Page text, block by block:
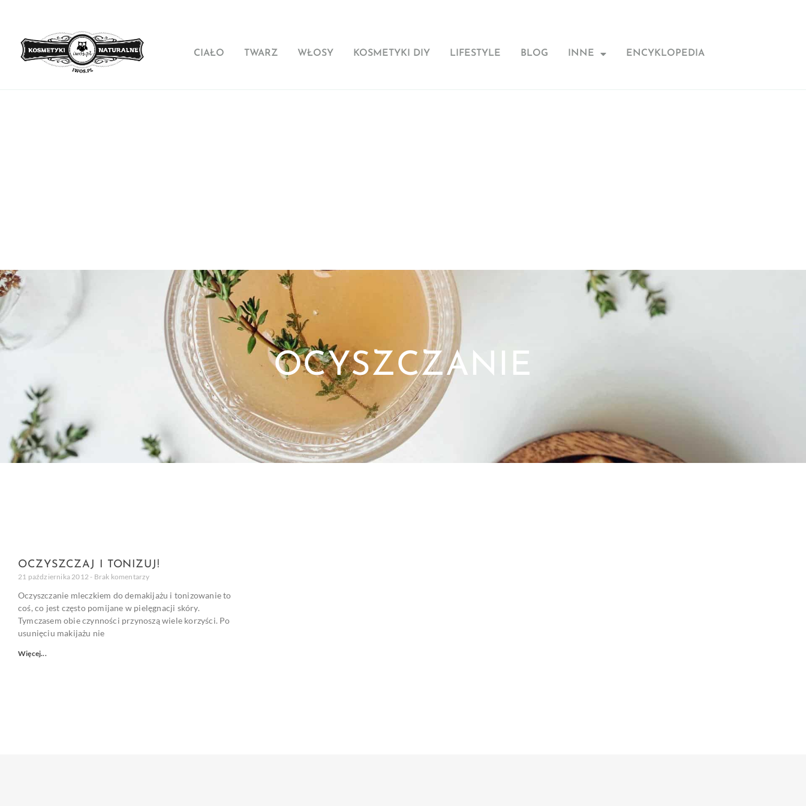
CIAŁO TWARZ WŁOSY KOSMETYKI DIY LIFESTYLE BLOG INNE ENCYKLOPEDIA
OCYSZCZANIE
OCZYSZCZAJ I TONIZUJ!
21 października 2012 Brak komentarzy
Oczyszczanie mleczkiem do demakijażu i tonizowanie to
coś, co jest często pomijane w pielęgnacji skóry.
Tymczasem obie czynności przynoszą wiele korzyści. Po
usunięciu makijażu nie
Więcej...